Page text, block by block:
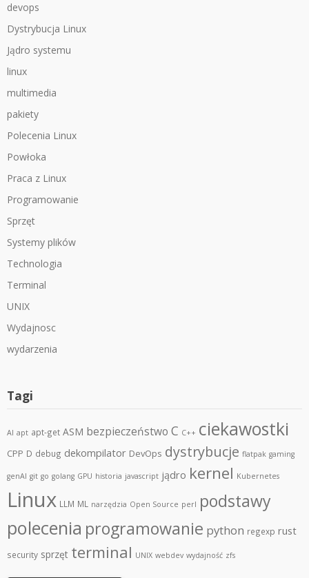
devops
Dystrybucja Linux
Jądro systemu
linux
multimedia
pakiety
Polecenia Linux
Powłoka
Praca z Linux
Programowanie
Sprzęt
Systemy plików
Technologia
Terminal
UNIX
Wydajnosc
wydarzenia
Tagi
AI apt apt-get ASM bezpieczeństwo C C++ ciekawostki
CPP D debug dekompilator DevOps dystrybucje flatpak gaming
genAI git go golang GPU historia javascript jądro kernel Kubernetes
Linux LLM ML narzędzia Open Source perl podstawy
polecenia programowanie python regexp rust
security sprzęt terminal UNIX webdev wydajność zfs